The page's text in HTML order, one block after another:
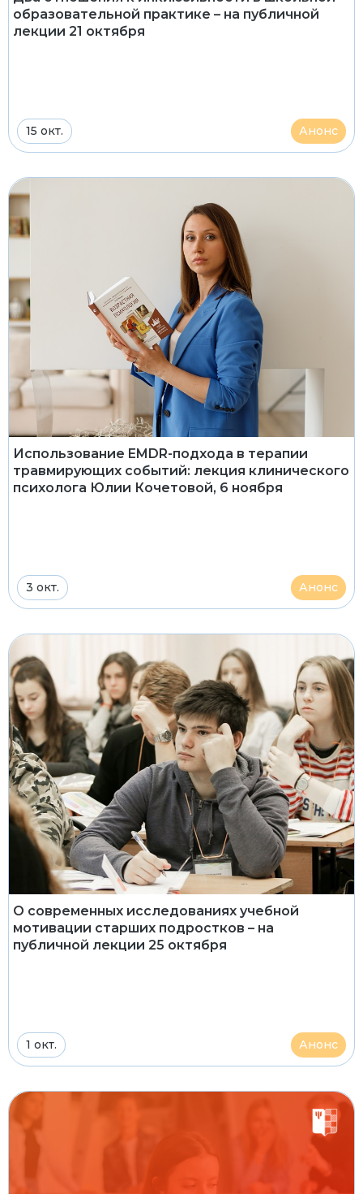
образовательной практике – на публичной
лекции 21 октября
15 окт. Анонс
Использование EMDR-подхода в терапии
травмирующих событий: лекция клинического
психолога Юлии Кочетовой, 6 ноября
3 окт. Анонс
О современных исследованиях учебной
мотивации старших подростков – на
публичной лекции 25 октября
1 окт. Анонс